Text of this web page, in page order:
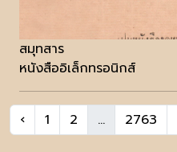
สมุทสาร
หนังสืออิเล็กทรอนิกส์
‹ 1 2 ... 2763